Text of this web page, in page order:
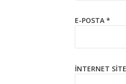
E-POSTA *
İNTERNET